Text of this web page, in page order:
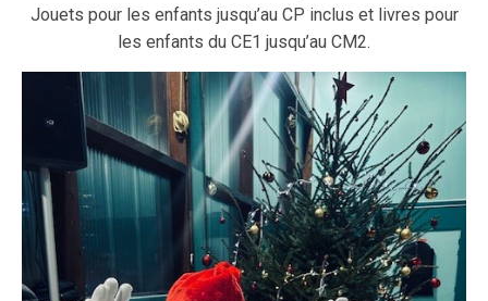
Jouets pour les enfants jusqu’au CP inclus et livres pour
les enfants du CE1 jusqu’au CM2.